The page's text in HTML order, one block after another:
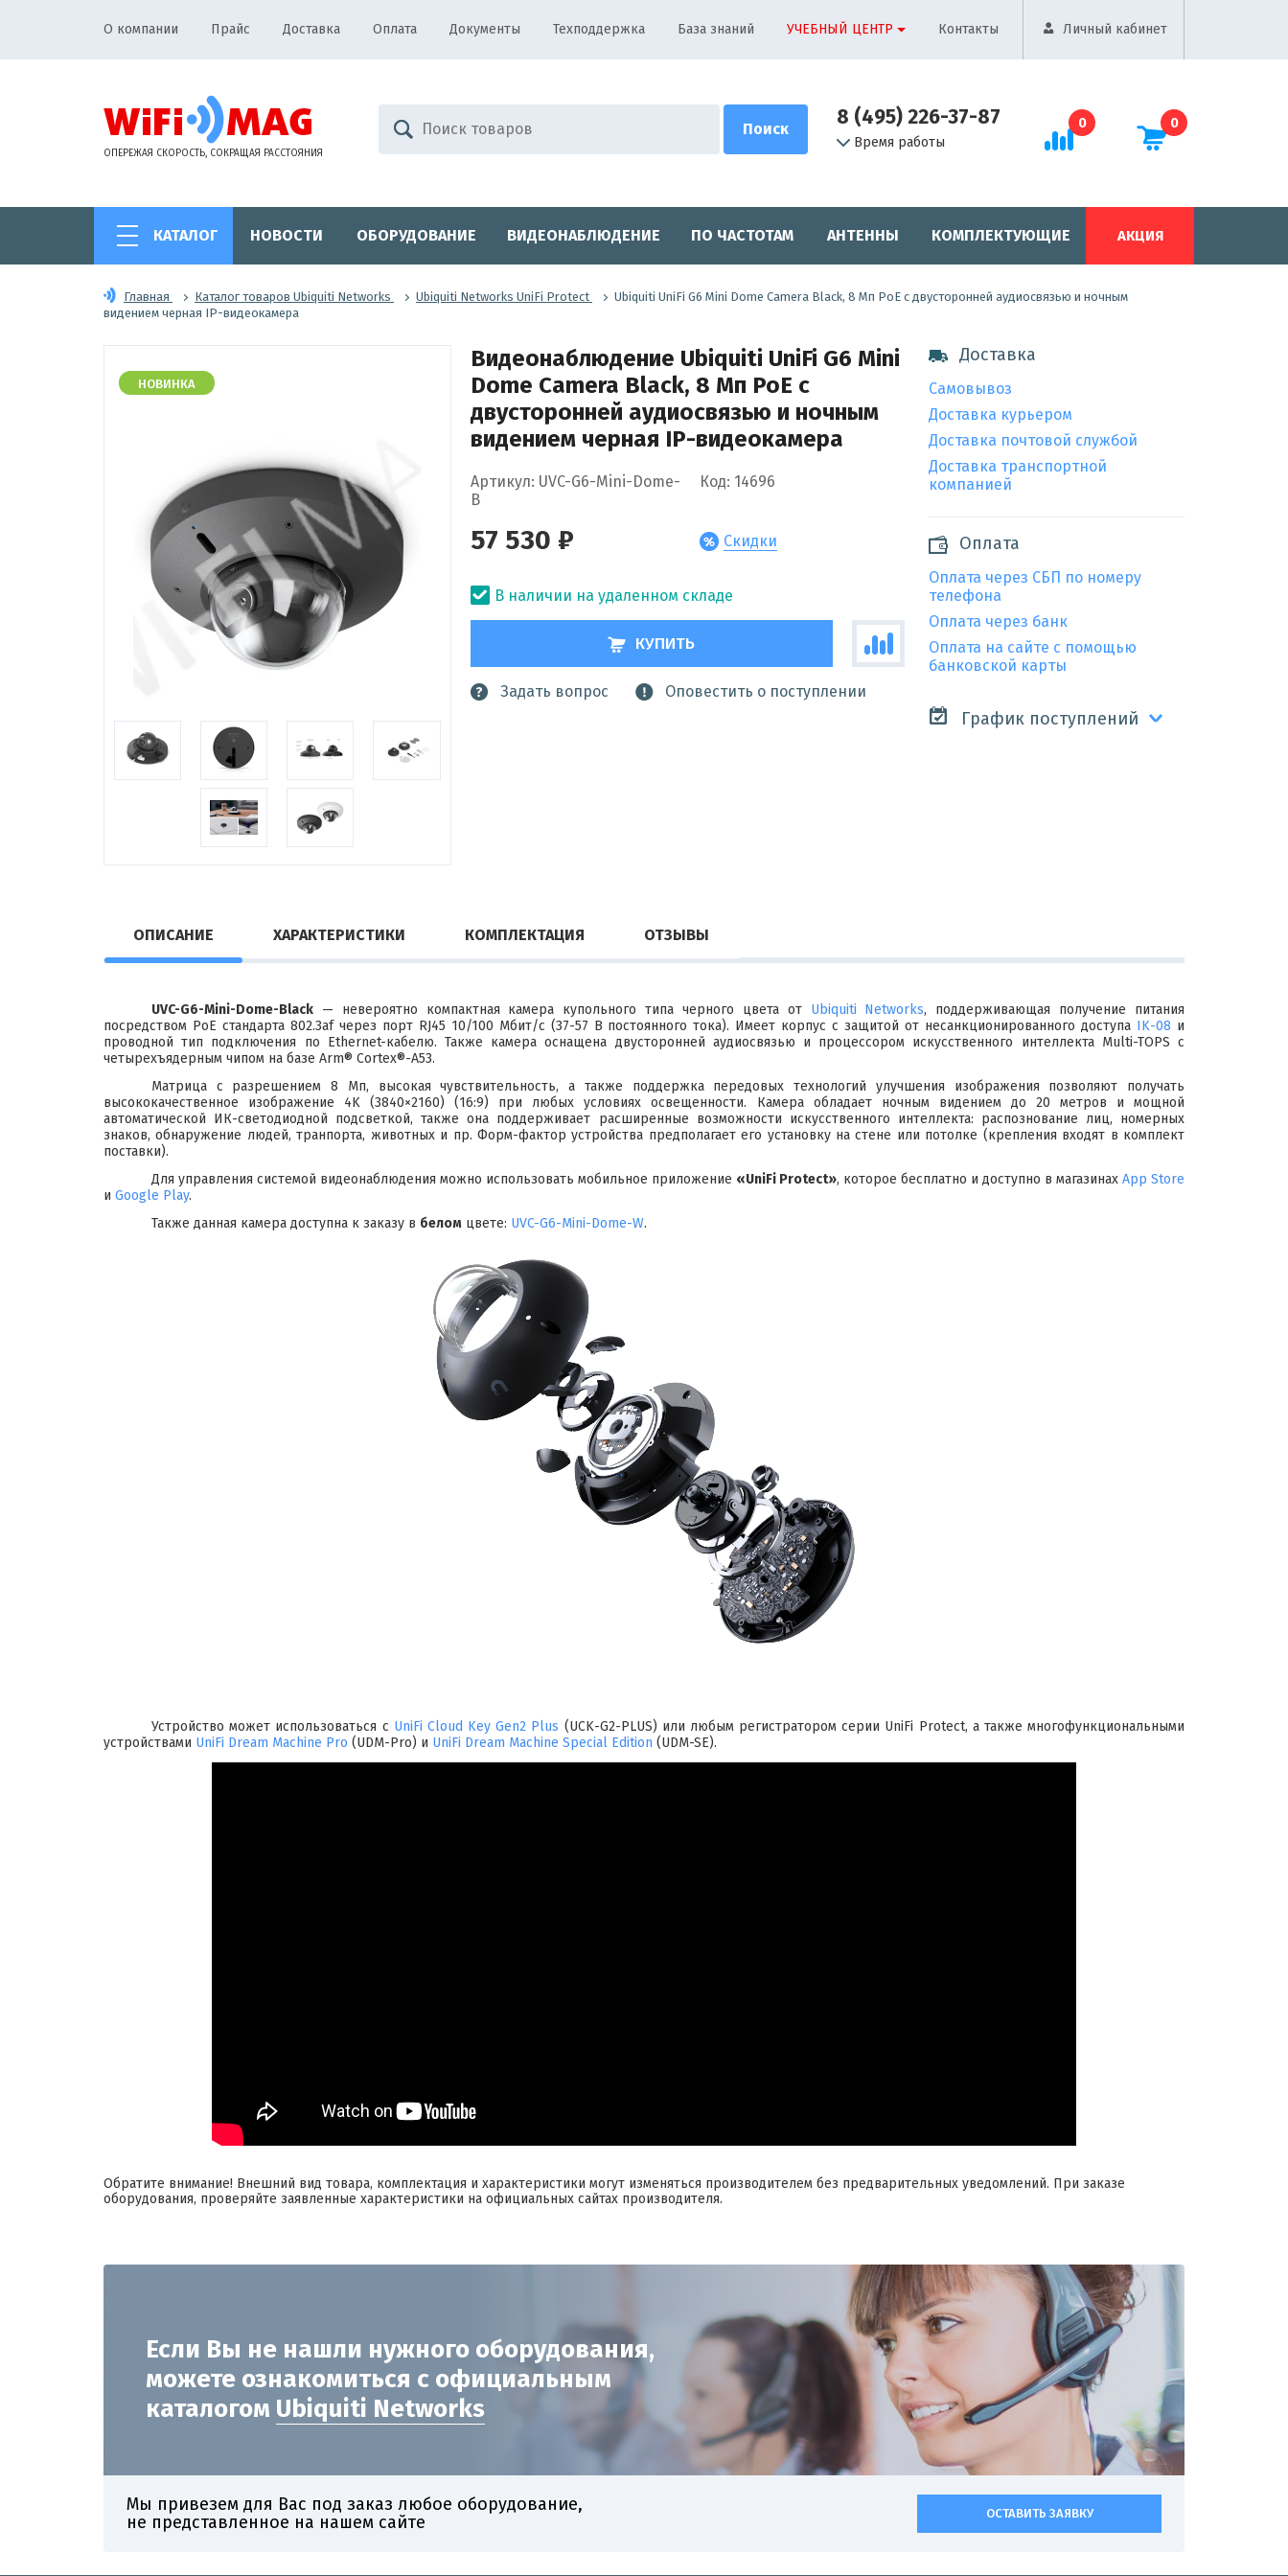
О компании Прайс Доставка Оплата Документы Техподдержка База знаний УЧЕБНЫЙ ЦЕНТР Контакты Личный кабинет
ОПЕРЕЖАЯ СКОРОСТЬ, СОКРАЩАЯ РАССТОЯНИЯ
8 (495) 226-37-87
Время работы
0 0
КАТАЛОГ НОВОСТИ ОБОРУДОВАНИЕ ВИДЕОНАБЛЮДЕНИЕ ПО ЧАСТОТАМ АНТЕННЫ КОМПЛЕКТУЮЩИЕ АКЦИЯ
Главная Каталог товаров Ubiquiti Networks Ubiquiti Networks UniFi Protect
Ubiquiti UniFi G6 Mini Dome Camera Black, 8 Мп PoE с двусторонней аудиосвязью и ночным
видением черная IP-видеокамера
НОВИНКА
Видеонаблюдение Ubiquiti UniFi G6 Mini
Dome Camera Black, 8 Мп PoE с
двусторонней аудиосвязью и ночным
видением черная IP-видеокамера
Артикул: UVC-G6-Mini-Dome-
B
Код: 14696
57 530 ₽ Скидки
В наличии на удаленном складе
КУПИТЬ
Задать вопрос Оповестить о поступлении
Доставка
Самовывоз
Доставка курьером
Доставка почтовой службой
Доставка транспортной
компанией
Оплата
Оплата через СБП по номеру
телефона
Оплата через банк
Оплата на сайте с помощью
банковской карты
График поступлений
ОПИСАНИЕ ХАРАКТЕРИСТИКИ КОМПЛЕКТАЦИЯ ОТЗЫВЫ
UVC-G6-Mini-Dome-Black — невероятно компактная камера купольного типа черного цвета от Ubiquiti Networks, поддерживающая получение питания
посредством PoE стандарта 802.3af через порт RJ45 10/100 Мбит/с (37-57 В постоянного тока). Имеет корпус с защитой от несанкционированного доступа IK-08 и
проводной тип подключения по Ethernet-кабелю. Также камера оснащена двусторонней аудиосвязью и процессором искусственного интеллекта Multi-TOPS с
четырехъядерным чипом на базе Arm® Cortex®-A53.
Матрица с разрешением 8 Мп, высокая чувствительность, а также поддержка передовых технологий улучшения изображения позволяют получать
высококачественное изображение 4K (3840×2160) (16:9) при любых условиях освещенности. Камера обладает ночным видением до 20 метров и мощной
автоматической ИК-светодиодной подсветкой, также она поддерживает расширенные возможности искусственного интеллекта: распознование лиц, номерных
знаков, обнаружение людей, транпорта, животных и пр. Форм-фактор устройства предполагает его установку на стене или потолке (крепления входят в комплект
поставки).
Для управления системой видеонаблюдения можно использовать мобильное приложение «UniFi Protect», которое бесплатно и доступно в магазинах App Store
и Google Play.
Также данная камера доступна к заказу в белом цвете: UVC-G6-Mini-Dome-W.
Устройство может использоваться с UniFi Cloud Key Gen2 Plus (UCK-G2-PLUS) или любым регистратором серии UniFi Protect, а также многофункциональными
устройствами UniFi Dream Machine Pro (UDM-Pro) и UniFi Dream Machine Special Edition (UDM-SE).
Обратите внимание! Внешний вид товара, комплектация и характеристики могут изменяться производителем без предварительных уведомлений. При заказе
оборудования, проверяйте заявленные характеристики на официальных сайтах производителя.
Если Вы не нашли нужного оборудования,
можете ознакомиться с официальным
каталогом Ubiquiti Networks
Мы привезем для Вас под заказ любое оборудование,
не представленное на нашем сайте
ОСТАВИТЬ ЗАЯВКУ